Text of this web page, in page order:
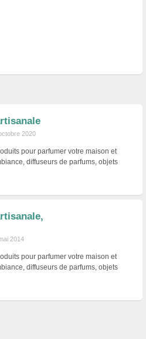
2020
pour parfumer votre maison et
diffuseurs de parfums, objets
2014
pour parfumer votre maison et
diffuseurs de parfums, objets